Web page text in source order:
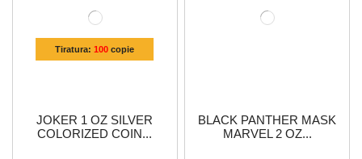
Tiratura:100 copie
JOKER 1 OZ SILVER
COLORIZED COIN...
BLACK PANTHER MASK
MARVEL 2 OZ...